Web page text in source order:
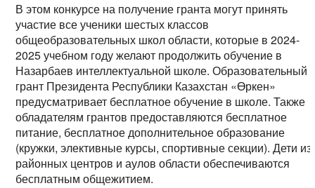
В этом конкурсе на получение гранта могут принять
участие все ученики шестых классов
общеобразовательных школ области, которые в 2024-
2025 учебном году желают продолжить обучение в
Назарбаев интеллектуальной школе. Образовательный
грант Президента Республики Казахстан «Өркен»
предусматривает бесплатное обучение в школе. Также
обладателям грантов предоставляются бесплатное
питание, бесплатное дополнительное образование
(кружки, элективные курсы, спортивные секции). Дети из
районных центров и аулов области обеспечиваются
бесплатным общежитием.